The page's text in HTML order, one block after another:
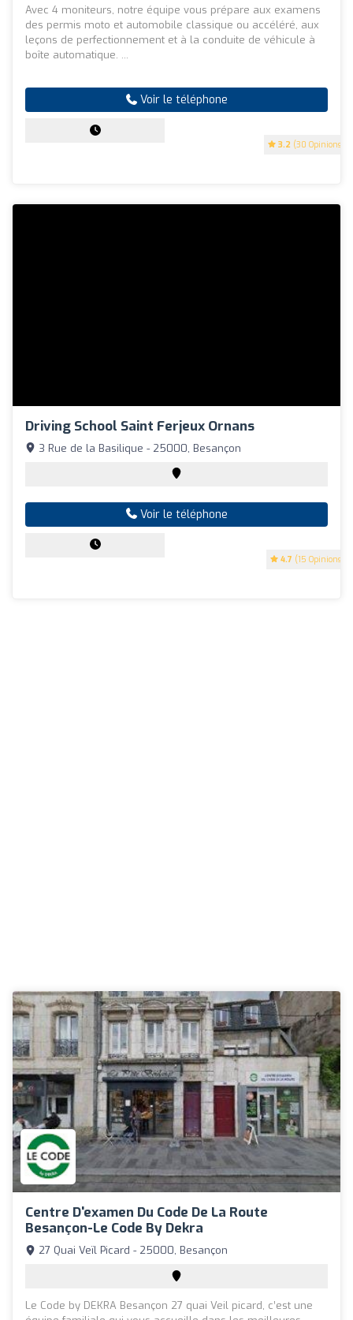
3.2 (30 Opinions)
Avec 4 moniteurs, notre équipe vous prépare aux examens
des permis moto et automobile classique ou accéléré, aux
leçons de perfectionnement et à la conduite de véhicule à
boîte automatique. ...
Voir le téléphone
Driving School Saint Ferjeux Ornans
4.7 (15 Opinions)
3 Rue de la Basilique - 25000, Besançon
Voir le téléphone
Centre D'examen Du Code De La Route
Besançon-Le Code By Dekra
27 Quai Veïl Picard - 25000, Besançon
Le Code by DEKRA Besançon 27 quai Veil picard, c’est une